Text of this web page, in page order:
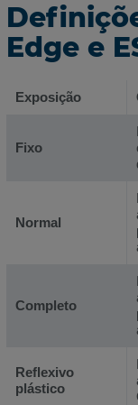
Edge e
Exposição
Fixo
Normal
Completo
Reflexivo
plástico